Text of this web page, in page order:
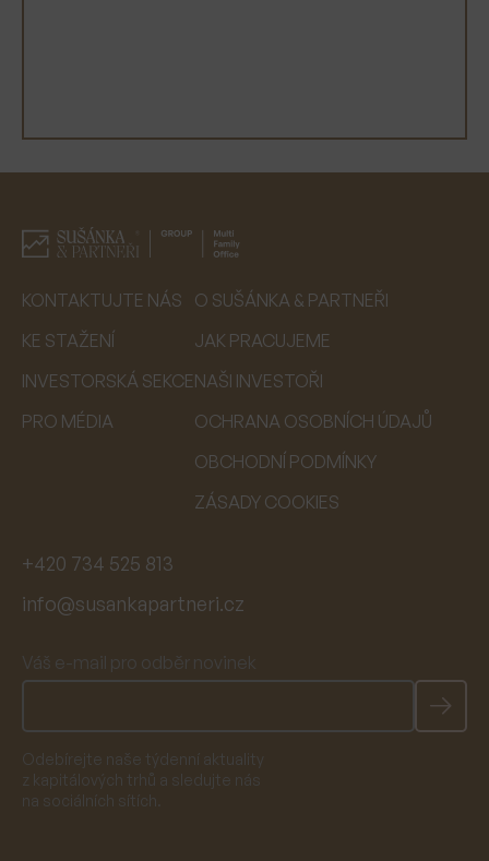
KONTAKTUJTE NÁS
KE STAŽENÍ
INVESTORSKÁ SEKCE
PRO MÉDIA
O SUŠÁNKA & PARTNEŘI
JAK PRACUJEME
NAŠI INVESTOŘI
OCHRANA OSOBNÍCH ÚDAJŮ
OBCHODNÍ PODMÍNKY
ZÁSADY COOKIES
+420 734 525 813
info@susankapartneri.cz
Váš e-mail pro odběr novinek
Odebírejte naše týdenní aktuality
z kapitálových trhů a sledujte nás
na sociálních sítích.